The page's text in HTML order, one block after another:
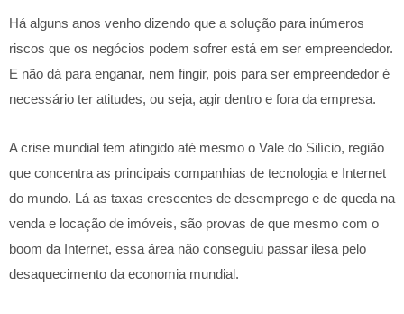
Há alguns anos venho dizendo que a solução para inúmeros
riscos que os negócios podem sofrer está em ser empreendedor.
E não dá para enganar, nem fingir, pois para ser empreendedor é
necessário ter atitudes, ou seja, agir dentro e fora da empresa.
A crise mundial tem atingido até mesmo o Vale do Silício, região
que concentra as principais companhias de tecnologia e Internet
do mundo. Lá as taxas crescentes de desemprego e de queda na
venda e locação de imóveis, são provas de que mesmo com o
boom da Internet, essa área não conseguiu passar ilesa pelo
desaquecimento da economia mundial.